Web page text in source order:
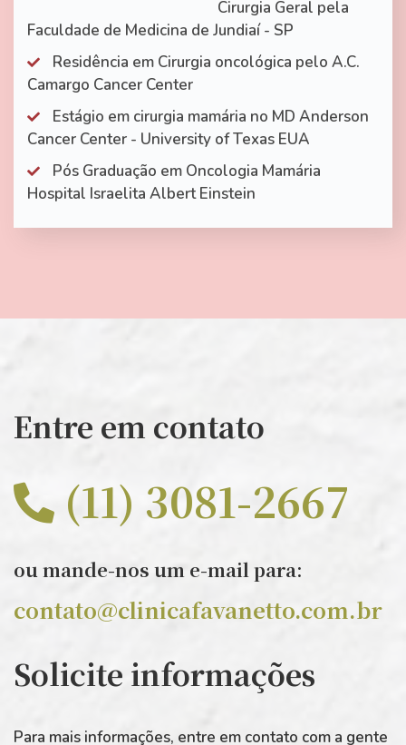
Cirurgia Geral pela
Faculdade de Medicina de Jundiaí - SP
Residência em Cirurgia oncológica pelo A.C.
Camargo Cancer Center
Estágio em cirurgia mamária no MD Anderson
Cancer Center - University of Texas EUA
Pós Graduação em Oncologia Mamária
Hospital Israelita Albert Einstein
Entre em contato
(11) 3081-2667
ou mande-nos um e-mail para:
contato@clinicafavanetto.com.br
Solicite informações
Para mais informações, entre em contato com a gente